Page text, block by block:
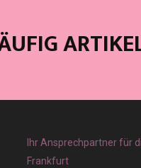
Ihr Ansprechpartner für
Frankfurt